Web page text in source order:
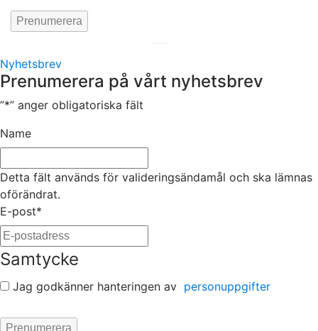
Nyhetsbrev
Prenumerera på vårt nyhetsbrev
”*” anger obligatoriska fält
Name
Detta fält används för valideringsändamål och ska lämnas
oförändrat.
E-post*
Samtycke
Jag godkänner hanteringen av personuppgifter